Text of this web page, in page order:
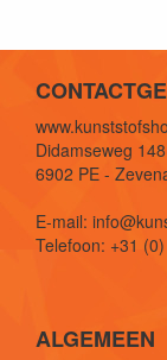
Didamseweg 148
6902 PE -
E-mail:
Telefoon: +31
ALGEMEEN